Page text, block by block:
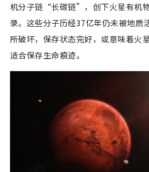
机分子链“长碳链”，创下火星有机
录。这些分子历经37亿年仍未被地质
所破坏，保存状态完好，或意味着火
适合保存生命痕迹。